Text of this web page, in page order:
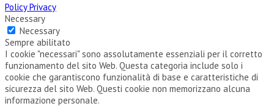
Policy Privacy
Necessary
Necessary
Sempre abilitato
I cookie "necessari" sono assolutamente essenziali per il corretto
funzionamento del sito Web. Questa categoria include solo i
cookie che garantiscono funzionalità di base e caratteristiche di
sicurezza del sito Web. Questi cookie non memorizzano alcuna
informazione personale.